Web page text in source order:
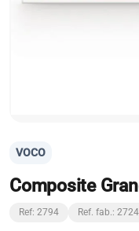
VOCO
Composite
Ref: 2794 Ref. fab.: 2724